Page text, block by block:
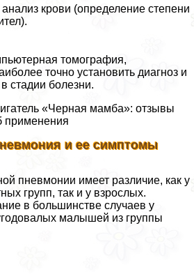
крови (определение степени
томография,
точно установить диагноз и
стадии болезни.
«Черная мамба»: отзывы
применения
и ее симптомы
пневмонии имеет различие, как у
групп, так и у взрослых.
в большинстве случаев у
малышей из группы